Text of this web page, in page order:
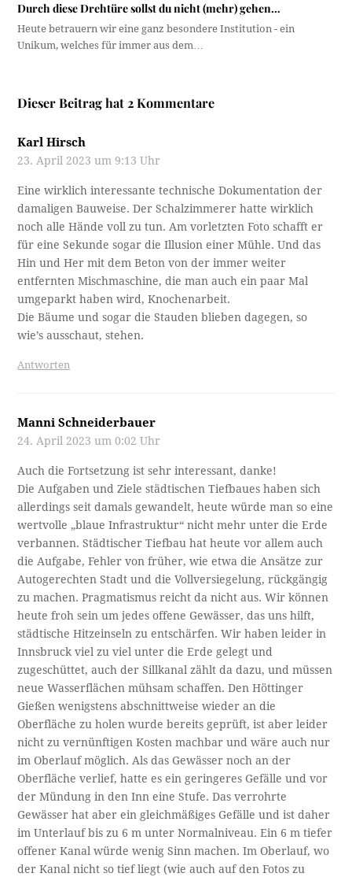
Durch diese Drehtüre sollst du nicht (mehr) gehen…
Heute betrauern wir eine ganz besondere Institution - ein
Unikum, welches für immer aus dem…
Dieser Beitrag hat 2 Kommentare
Karl Hirsch
23. April 2023 um 9:13 Uhr
Eine wirklich interessante technische Dokumentation der
damaligen Bauweise. Der Schalzimmerer hatte wirklich
noch alle Hände voll zu tun. Am vorletzten Foto schafft er
für eine Sekunde sogar die Illusion einer Mühle. Und das
Hin und Her mit dem Beton von der immer weiter
entfernten Mischmaschine, die man auch ein paar Mal
umgeparkt haben wird, Knochenarbeit.
Die Bäume und sogar die Stauden blieben dagegen, so
wie’s ausschaut, stehen.
Antworten
Manni Schneiderbauer
24. April 2023 um 0:02 Uhr
Auch die Fortsetzung ist sehr interessant, danke!
Die Aufgaben und Ziele städtischen Tiefbaues haben sich
allerdings seit damals gewandelt, heute würde man so eine
wertvolle „blaue Infrastruktur“ nicht mehr unter die Erde
verbannen. Städtischer Tiefbau hat heute vor allem auch
die Aufgabe, Fehler von früher, wie etwa die Ansätze zur
Autogerechten Stadt und die Vollversiegelung, rückgängig
zu machen. Pragmatismus reicht da nicht aus. Wir können
heute froh sein um jedes offene Gewässer, das uns hilft,
städtische Hitzeinseln zu entschärfen. Wir haben leider in
Innsbruck viel zu viel unter die Erde gelegt und
zugeschüttet, auch der Sillkanal zählt da dazu, und müssen
neue Wasserflächen mühsam schaffen. Den Höttinger
Gießen wenigstens abschnittweise wieder an die
Oberfläche zu holen wurde bereits geprüft, ist aber leider
nicht zu vernünftigen Kosten machbar und wäre auch nur
im Oberlauf möglich. Als das Gewässer noch an der
Oberfläche verlief, hatte es ein geringeres Gefälle und vor
der Mündung in den Inn eine Stufe. Das verrohrte
Gewässer hat aber ein gleichmäßiges Gefälle und ist daher
im Unterlauf bis zu 6 m unter Normalniveau. Ein 6 m tiefer
offener Kanal würde wenig Sinn machen. Im Oberlauf, wo
der Kanal nicht so tief liegt (wie auch auf den Fotos zu